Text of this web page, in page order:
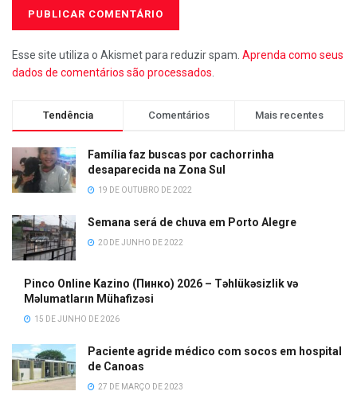
Esse site utiliza o Akismet para reduzir spam. Aprenda como seus
dados de comentários são processados
Tendência Comentários Mais recentes
Família faz buscas por cachorrinha
desaparecida na Zona Sul
19 DE OUTUBRO DE 2022
Semana será de chuva em Porto Alegre
20 DE JUNHO DE 2022
Pinco Online Kazino (Пинко) 2026 – Təhlükəsizlik və
Məlumatların Mühafizəsi
15 DE JUNHO DE 2026
Paciente agride médico com socos em hospital
de Canoas
27 DE MARÇO DE 2023